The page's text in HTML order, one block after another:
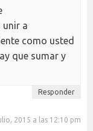
unir a
como usted
que sumar y
Responder
2015 a las 12:10 pm